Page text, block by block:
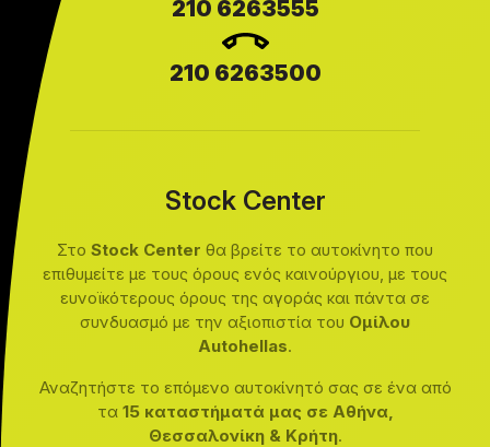
210 6263555
210 6263500
Stock Center
Στο Stock Center θα βρείτε το αυτοκίνητο που
επιθυμείτε με τους όρους ενός καινούργιου, με τους
ευνοϊκότερους όρους της αγοράς και πάντα σε
συνδυασμό με την αξιοπιστία του Ομίλου
Autohellas.
Αναζητήστε το επόμενο αυτοκίνητό σας σε ένα από
τα 15 καταστήματά μας σε Αθήνα,
Θεσσαλονίκη & Κρήτη.